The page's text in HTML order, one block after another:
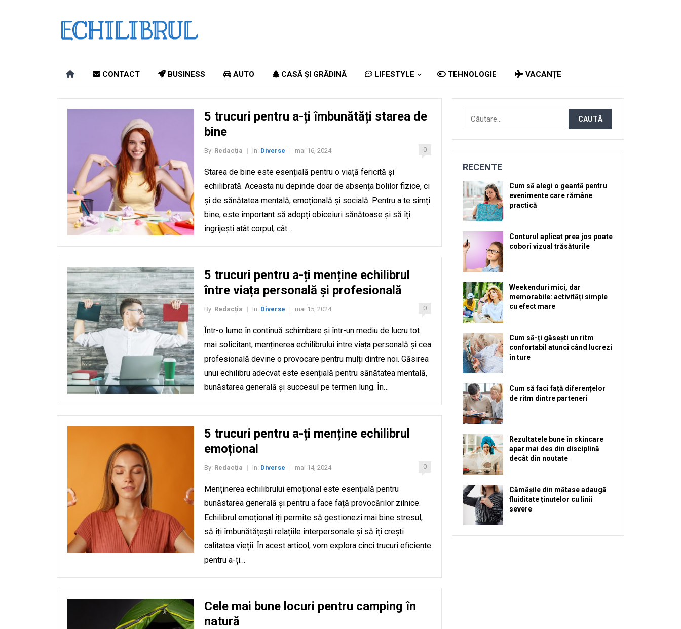
CONTACT BUSINESS AUTO CASĂ ȘI GRĂDINĂ LIFESTYLE TEHNOLOGIE VACANȚE
5 trucuri pentru a-ți îmbunătăți starea de
bine
By: Redacția In: Diverse mai 16, 2024 0
Starea de bine este esențială pentru o viață fericită și
echilibrată. Aceasta nu depinde doar de absența bolilor fizice, ci
și de sănătatea mentală, emoțională și socială. Pentru a te simți
bine, este important să adopți obiceiuri sănătoase și să îți
îngrijești atât corpul, cât…
5 trucuri pentru a-ți menține echilibrul
între viața personală și profesională
By: Redacția In: Diverse mai 15, 2024 0
Într-o lume în continuă schimbare și într-un mediu de lucru tot
mai solicitant, menținerea echilibrului între viața personală și cea
profesională devine o provocare pentru mulți dintre noi. Găsirea
unui echilibru adecvat este esențială pentru sănătatea mentală,
bunăstarea generală și succesul pe termen lung. În…
5 trucuri pentru a-ți menține echilibrul
emoțional
By: Redacția In: Diverse mai 14, 2024 0
Menținerea echilibrului emoțional este esențială pentru
bunăstarea generală și pentru a face față provocărilor zilnice.
Echilibrul emoțional îți permite să gestionezi mai bine stresul,
să îți îmbunătățești relațiile interpersonale și să îți crești
calitatea vieții. În acest articol, vom explora cinci trucuri eficiente
pentru a-ți…
Cele mai bune locuri pentru camping în
natură
Caută
după:
RECENTE
Cum să alegi o geantă pentru
evenimente care rămâne
practică
Conturul aplicat prea jos poate
coborî vizual trăsăturile
Weekenduri mici, dar
memorabile: activități simple
cu efect mare
Cum să-ți găsești un ritm
confortabil atunci când lucrezi
în ture
Cum să faci față diferențelor
de ritm dintre parteneri
Rezultatele bune în skincare
apar mai des din disciplină
decât din noutate
Cămășile din mătase adaugă
fluiditate ținutelor cu linii
severe